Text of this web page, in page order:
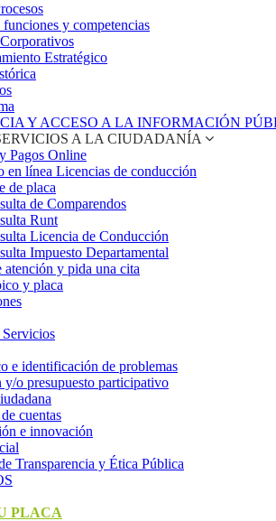
y competencias
Estratégico
Y ACCESO A LA INFORMACIÓN
A LA CIUDADANÍA
Pagos Online
en línea Licencias de conducción
de placa
de Comparendos
Runt
Licencia de Conducción
Impuesto Departamental
atención y pida una cita
y placa
e identificación de problemas
y/o presupuesto participativo​
cuentas
e innovación
Transparencia y Ética Pública
PLACA